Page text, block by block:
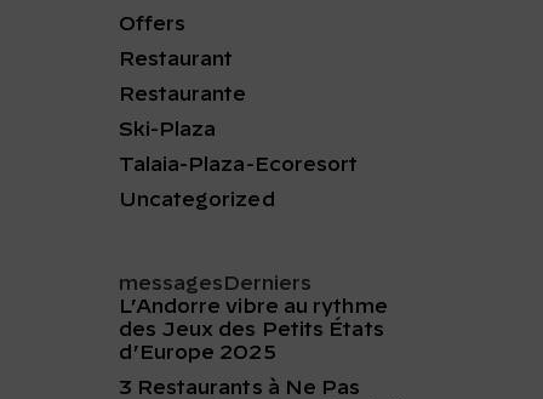
Offers
Restaurant
Restaurante
Ski-Plaza
Talaia-Plaza-Ecoresort
Uncategorized
messagesDerniers
L’Andorre vibre au rythme
des Jeux des Petits États
d’Europe 2025
3 Restaurants à Ne Pas